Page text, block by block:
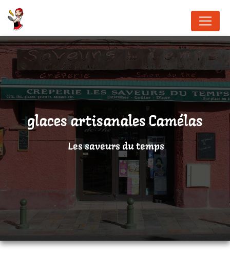
glaces artisanales Camélas
Les saveurs du temps
Panneau de gestion des cookies